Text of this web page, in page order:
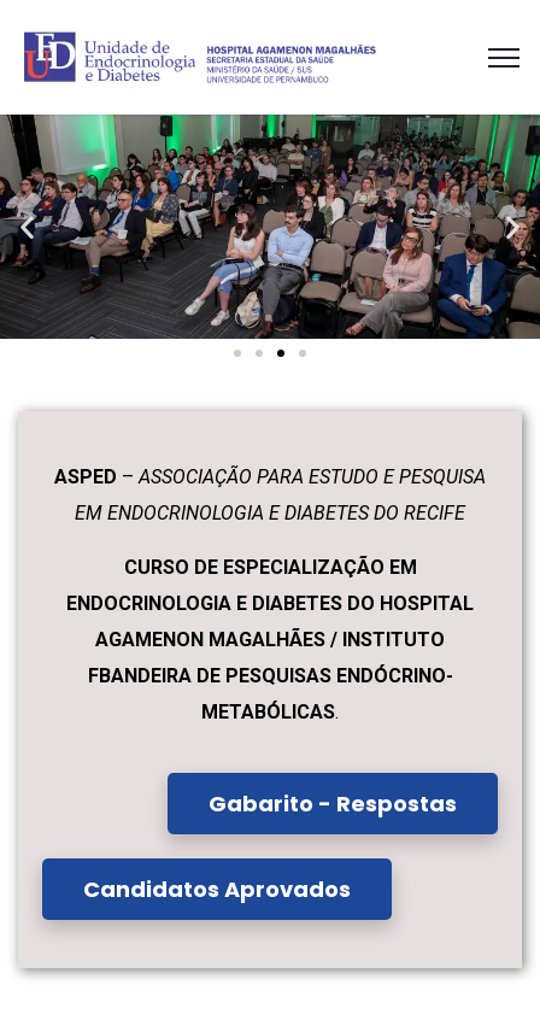
ASPED –ASSOCIAÇÃO PARA ESTUDO E PESQUISA
EM ENDOCRINOLOGIA E DIABETES DO RECIFE
CURSO DE ESPECIALIZAÇÃO EM
ENDOCRINOLOGIA E DIABETES DO HOSPITAL
AGAMENON MAGALHÃES / INSTITUTO
FBANDEIRA DE PESQUISAS ENDÓCRINO-
METABÓLICAS.
Gabarito - Respostas
Candidatos Aprovados